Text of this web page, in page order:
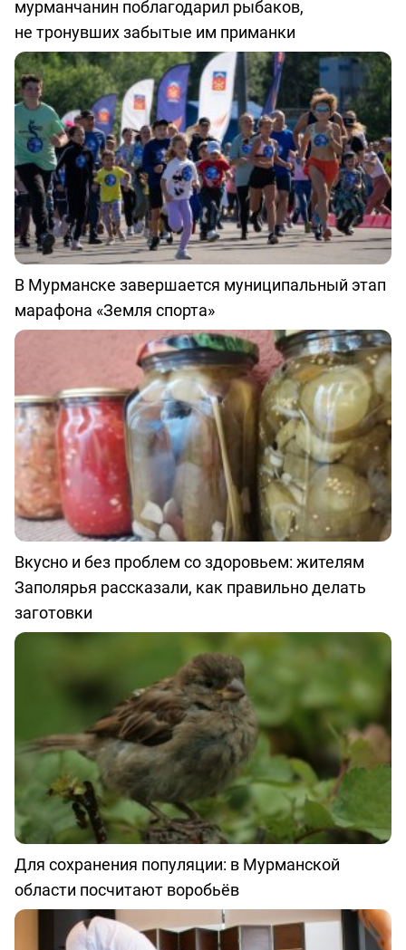
мурманчанин поблагодарил рыбаков,
не тронувших забытые им приманки
В Мурманске завершается муниципальный этап
марафона «Земля спорта»
Вкусно и без проблем со здоровьем: жителям
Заполярья рассказали, как правильно делать
заготовки
Для сохранения популяции: в Мурманской
области посчитают воробьёв